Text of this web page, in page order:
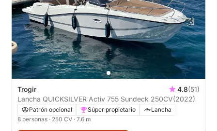
Trogir 4.8(51)
Lancha QUICKSILVER Activ 755 Sundeck 250CV(2022)
Patrón opcional Súper propietario
Lancha
8 personas · 250 CV · 7.6 m